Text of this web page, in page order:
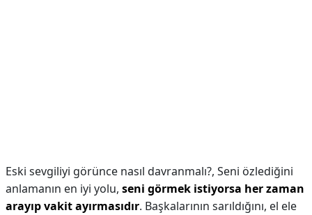
Eski sevgiliyi görünce nasıl davranmalı?, Seni özlediğini
anlamanın en iyi yolu, seni görmek istiyorsa her zaman
arayıp vakit ayırmasıdır. Başkalarının sarıldığını, el ele